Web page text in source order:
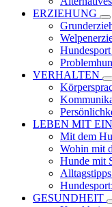
ERZIEHUNG
VERHALTEN
LEBEN MIT
Mit dem
Wohin mit
Hunde mit
GESUNDHEIT